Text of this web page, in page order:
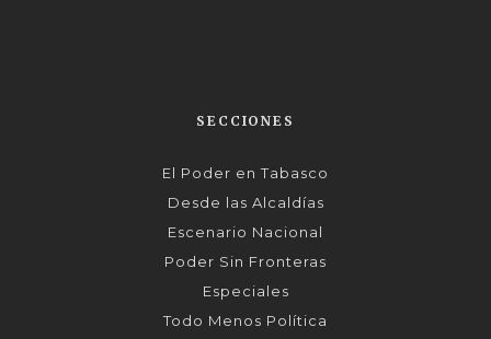
SECCIONES
El Poder en Tabasco
Desde las Alcaldías
Escenario Nacional
Poder Sin Fronteras
Especiales
Todo Menos Política